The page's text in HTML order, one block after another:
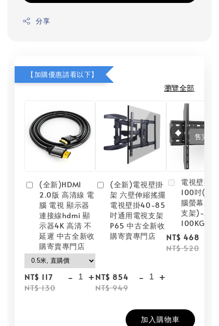
分享
【加購優惠請看以下】
瀏覽全部
(全新)HDMI
2.0版 高清線 電
腦 電視 顯示器
連接線hdmi 顯
示器4K 高清 不
延遲 中古全新收
購寄賣專門店
NT$ 117
NT$ 130
- +
(全新)電視壁掛
架 六壁伸縮搖擺
電視壁掛40-85
吋通用電視支架
P65 中古全新收
購寄賣專門店
NT$ 854
NT$ 949
- +
售完
電視壁掛
100吋(壁
腦螢幕架/
支架)-承
100KG【
NT$ 468
NT$ 520
加入購物車